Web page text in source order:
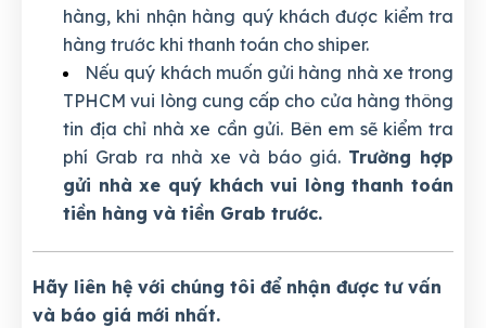
hàng, khi nhận hàng quý khách được kiểm tra
hàng trước khi thanh toán cho shiper.
Nếu quý khách muốn gửi hàng nhà xe trong
TPHCM vui lòng cung cấp cho cửa hàng thông
tin địa chỉ nhà xe cần gửi. Bên em sẽ kiểm tra
phí Grab ra nhà xe và báo giá. Trường hợp
gửi nhà xe quý khách vui lòng thanh toán
tiền hàng và tiền Grab trước.
Hãy liên hệ với chúng tôi để nhận được tư vấn
và báo giá mới nhất.